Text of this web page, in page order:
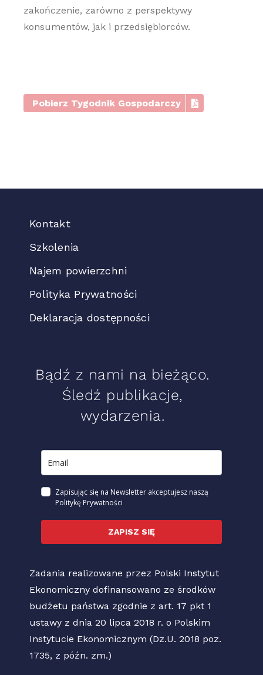
zakończenie, zarówno z perspektywy
konsumentów, jak i przedsiębiorców.
Pobierz Tygodnik Gospodarczy
Kontakt
Szkolenia
Najem powierzchni
Polityka Prywatności
Deklaracja dostępności
Bądź z nami na bieżąco.
Śledź publikacje,
wydarzenia.
Zapisując się na Newsletter akceptujesz naszą
Politykę Prywatności
ZAPISZ SIĘ
Zadania realizowane przez Polski Instytut
Ekonomiczny dofinansowano ze środków
budżetu państwa zgodnie z art. 17 pkt 1
ustawy z dnia 20 lipca 2018 r. o Polskim
Instytucie Ekonomicznym (Dz.U. 2018 poz.
1735, z późn. zm.)